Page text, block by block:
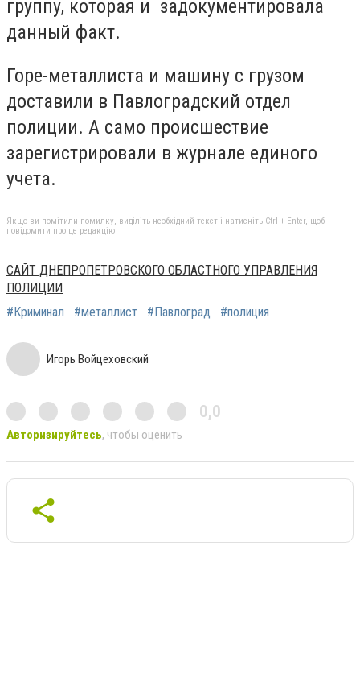
группу, которая и задокументировала
данный факт.
Горе-металлиста и машину с грузом
доставили в Павлоградский отдел
полиции. А само происшествие
зарегистрировали в журнале единого
учета.
Якщо ви помітили помилку, виділіть необхідний текст і натисніть Ctrl + Enter, щоб
повідомити про це редакцію
САЙТ ДНЕПРОПЕТРОВСКОГО ОБЛАСТНОГО УПРАВЛЕНИЯ
ПОЛИЦИИ
#Криминал
#металлист #Павлоград #полиция
Игорь Войцеховский
0,0
Авторизируйтесь, чтобы оценить